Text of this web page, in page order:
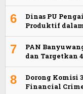
6
Dinas PU
Produktif
7
PAN
dan Targetkan
8
Dorong Komisi
Financial